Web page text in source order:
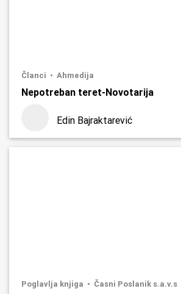
Članci Ahmedija
Nepotreban teret-Novotarija
Edin Bajraktarević
Poglavlja knjiga Časni Poslanik s.a.v.s